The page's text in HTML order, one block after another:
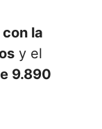
la
y el
9.890